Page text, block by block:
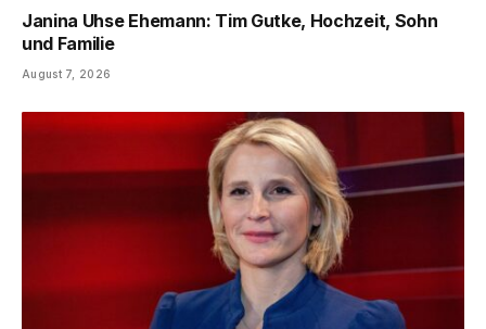
Janina Uhse Ehemann: Tim Gutke, Hochzeit, Sohn
und Familie
August 7, 2026